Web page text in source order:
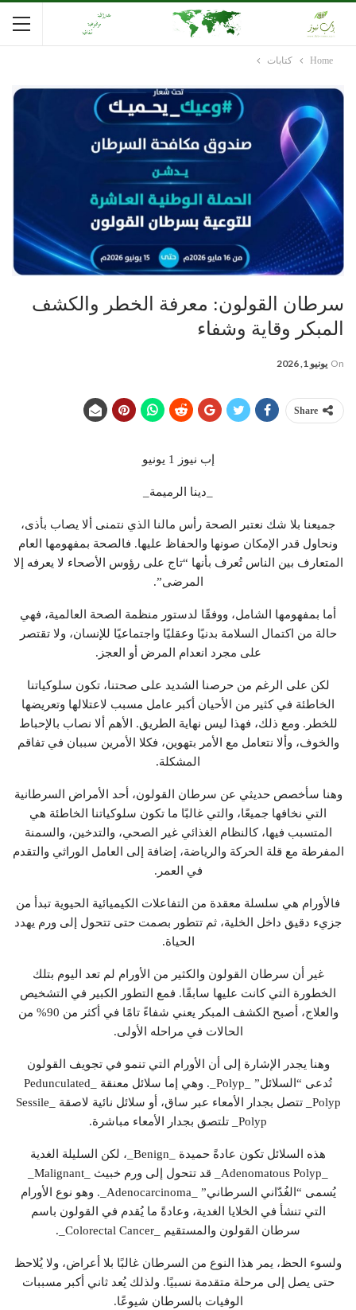
Home كتابات
سرطان القولون: معرفة الخطر والكشف
المبكر وقاية وشفاء
On يونيو 1, 2026
Share
إب نيوز 1 يونيو
_دينا الرميمة_
جميعنا بلا شك نعتبر الصحة رأس مالنا الذي نتمنى ألا يصاب بأذى،
ونحاول قدر الإمكان صونها والحفاظ عليها. فالصحة بمفهومها العام
المتعارف بين الناس تُعرف بأنها “تاج على رؤوس الأصحاء لا يعرفه إلا
المرضى”.
أما بمفهومها الشامل، ووفقًا لدستور منظمة الصحة العالمية، فهي
حالة من اكتمال السلامة بدنيًا وعقليًا واجتماعيًا للإنسان، ولا تقتصر
على مجرد انعدام المرض أو العجز.
لكن على الرغم من حرصنا الشديد على صحتنا، تكون سلوكياتنا
الخاطئة في كثير من الأحيان أكبر عامل مسبب لاعتلالها وتعريضها
للخطر. ومع ذلك، فهذا ليس نهاية الطريق. الأهم ألا نصاب بالإحباط
والخوف، وألا نتعامل مع الأمر بتهوين، فكلا الأمرين سببان في تفاقم
المشكلة.
وهنا سأخصص حديثي عن سرطان القولون، أحد الأمراض السرطانية
التي نخافها جميعًا، والتي غالبًا ما تكون سلوكياتنا الخاطئة هي
المتسبب فيها، كالنظام الغذائي غير الصحي، والتدخين، والسمنة
المفرطة مع قلة الحركة والرياضة، إضافة إلى العامل الوراثي والتقدم
في العمر.
فالأورام هي سلسلة معقدة من التفاعلات الكيميائية الحيوية تبدأ من
جزيء دقيق داخل الخلية، ثم تتطور بصمت حتى تتحول إلى ورم يهدد
الحياة.
غير أن سرطان القولون والكثير من الأورام لم تعد اليوم بتلك
الخطورة التي كانت عليها سابقًا. فمع التطور الكبير في التشخيص
والعلاج، أصبح الكشف المبكر يعني شفاءً تامًا في أكثر من 90% من
الحالات في مراحله الأولى.
وهنا يجدر الإشارة إلى أن الأورام التي تنمو في تجويف القولون
تُدعى “السلائل” _Polyp_. وهي إما سلائل معنقة _Pedunculated
Polyp_ تتصل بجدار الأمعاء عبر ساق، أو سلائل نائية لاصقة _Sessile
Polyp_ تلتصق بجدار الأمعاء مباشرة.
هذه السلائل تكون عادةً حميدة _Benign_، لكن السليلة الغدية
يُسمى “الغُدّاني السرطاني” _Adenocarcinoma_. وهو نوع الأورام
التي تنشأ في الخلايا الغدية، وعادةً ما يُقدم في القولون باسم
سرطان القولون والمستقيم _Colorectal Cancer_.
ولسوء الحظ، يمر هذا النوع من السرطان غالبًا بلا أعراض، ولا يُلاحظ
حتى يصل إلى مرحلة متقدمة نسبيًا. ولذلك يُعد ثاني أكبر مسببات
الوفيات بالسرطان شيوعًا.